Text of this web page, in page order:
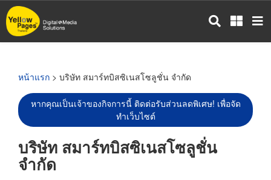
ข้าม
ไป
หน้าแรก > บริษัท สมาร์ทบิสซิเนสโซลูชั่น จำกัด
หากคุณเป็นเจ้าของกิจการนี้ ติดต่อรับส่วนลดพิเศษ! เพื่อจัด
ทำเว็บไซต์
บริษัท สมาร์ทบิสซิเนสโซลูชั่น
จำกัด